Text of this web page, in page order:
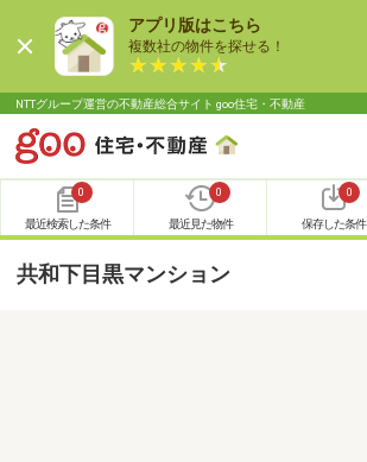
アプリ版はこちら
複数社の物件を探せる！
NTTグループ運営の不動産総合サイト goo住宅・不動産
0
最近検索した条件
0
最近見た物件
0
保存した条件
共和下目黒マンション